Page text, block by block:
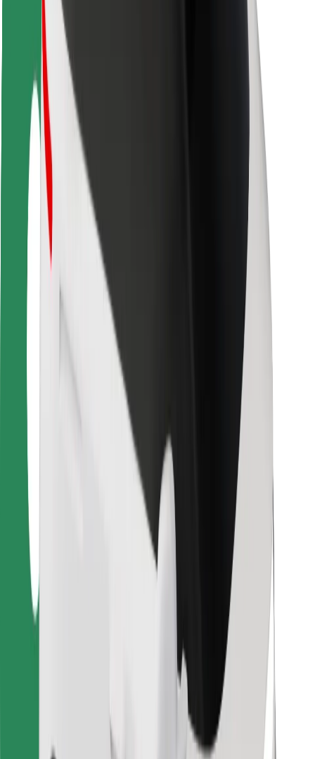
Usalama wa abiria
Usalama wa dereva
Usalama wa skuta
Maabara ya usalama
Miji
Maeneo
Suluhisho za miji
Viwanja vya ndege
Maeneo ya Kuchajia ya Bolt
Usaidizi
Kwa abiria
Kwa madereva
Kwa matarishi
Kwa wamiliki wa motokaa
Kwa migahawa
Bolt kwa Biashara
Vigezo na Masharti
Pata usafiri ndani ya dakika!
Pakua programu ya Bolt Food